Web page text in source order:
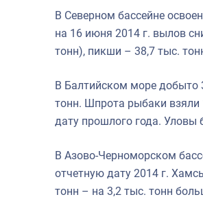
В Северном бассейне
на 16 июня 2014 г. вылов
тонн), пикши – 38,7 тыс.
В Балтийском море добыто
тонн. Шпрота рыбаки взяли
дату прошлого года. Уловы
В Азово-Черноморском
отчетную дату 2014 г.
тонн – на 3,2 тыс. тонн